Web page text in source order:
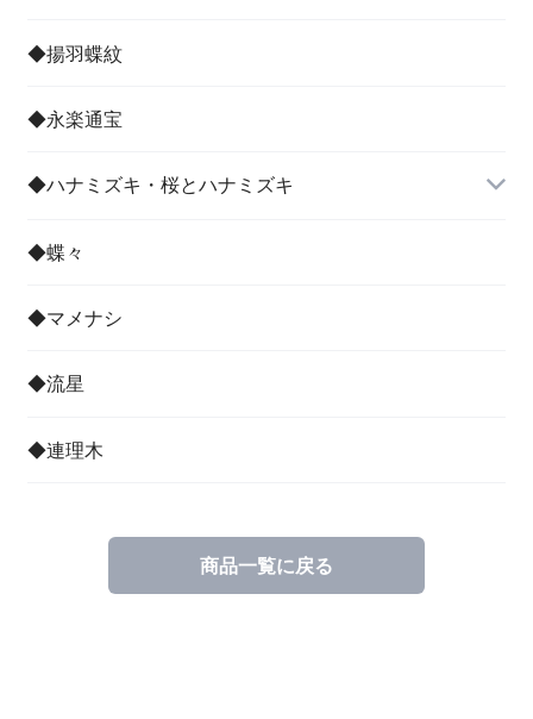
◆揚羽蝶紋
◆永楽通宝
◆ハナミズキ・桜とハナミズキ
◆蝶々
◆マメナシ
◆流星
◆連理木
商品一覧に戻る